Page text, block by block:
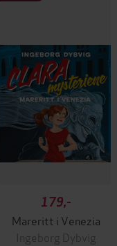
179,-
Mareritt i Venezia
Ingeborg Dybvig